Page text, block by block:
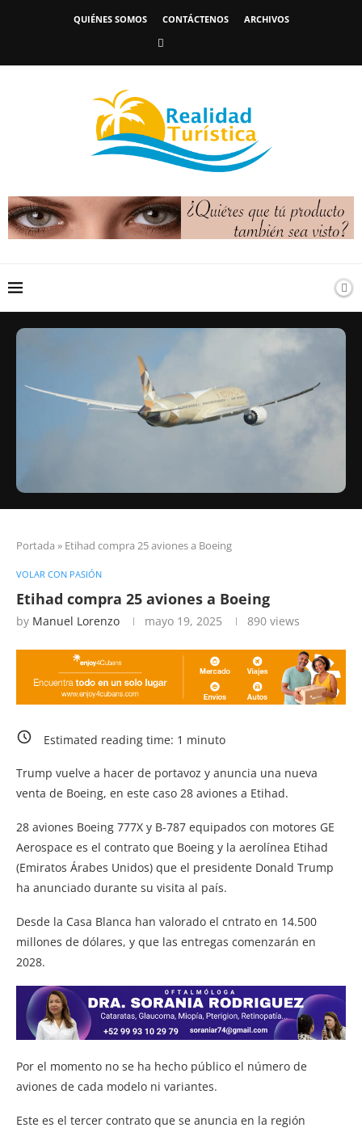
QUIÉNES SOMOS CONTÁCTENOS ARCHIVOS
Portada » Etihad compra 25 aviones a Boeing
VOLAR CON PASIÓN
Etihad compra 25 aviones a Boeing
by Manuel Lorenzo mayo 19, 2025 890 views
Estimated reading time: 1 minuto
Trump vuelve a hacer de portavoz y anuncia una nueva
venta de Boeing, en este caso 28 aviones a Etihad.
28 aviones Boeing 777X y B-787 equipados con motores GE
Aerospace es el contrato que Boeing y la aerolínea Etihad
(Emiratos Árabes Unidos) que el presidente Donald Trump
ha anunciado durante su visita al país.
Desde la Casa Blanca han valorado el cntrato en 14.500
millones de dólares, y que las entregas comenzarán en
2028.
Por el momento no se ha hecho público el número de
aviones de cada modelo ni variantes.
Este es el tercer contrato que se anuncia en la región